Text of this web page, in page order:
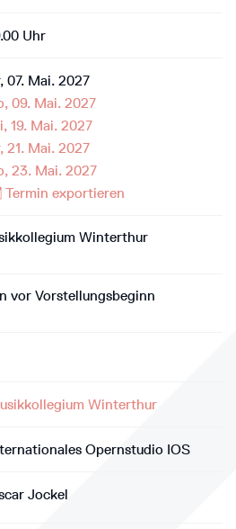
Uhr
07. Mai. 2027
09. Mai. 2027
19. Mai. 2027
21. Mai. 2027
23. Mai. 2027
Termin exportieren
Winterthur
vor Vorstellungsbeginn
Winterthur
Opernstudio IOS
Jockel